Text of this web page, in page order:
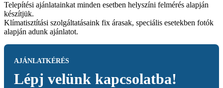
Telepítési ajánlatainkat minden esetben helyszíni felmérés alapján
készítjük.
Klímatisztítási szolgáltatásaink fix árasak, speciális esetekben fotók
alapján adunk ajánlatot.
AJÁNLATKÉRÉS
Lépj velünk kapcsolatba!